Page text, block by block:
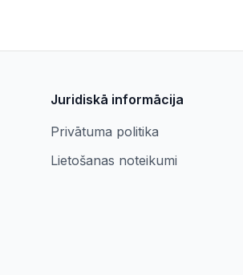
Juridiskā informācija
Privātuma politika
Lietošanas noteikumi